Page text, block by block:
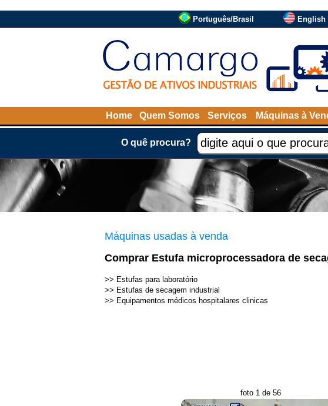
Português/Brasil English
Home Quem Somos Serviços Máquinas à
O quê procura?
Máquinas usadas à venda
Comprar Estufa microprocessadora de
>> Estufas para laboratório
>> Estufas de secagem industrial
>> Equipamentos médicos hospitalares clinicas
foto 1 de 56